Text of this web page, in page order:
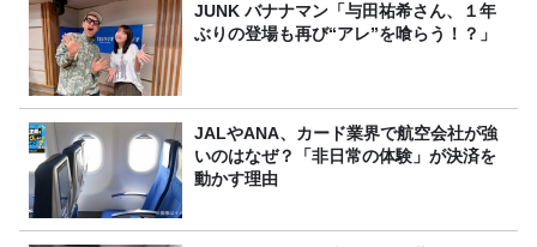
JUNK バナナマン「与田祐希さん、１年
ぶりの登場も再び“アレ”を喰らう！？」
JALやANA、カード業界で航空会社が強
いのはなぜ？「非日常の体験」が決済を
動かす理由